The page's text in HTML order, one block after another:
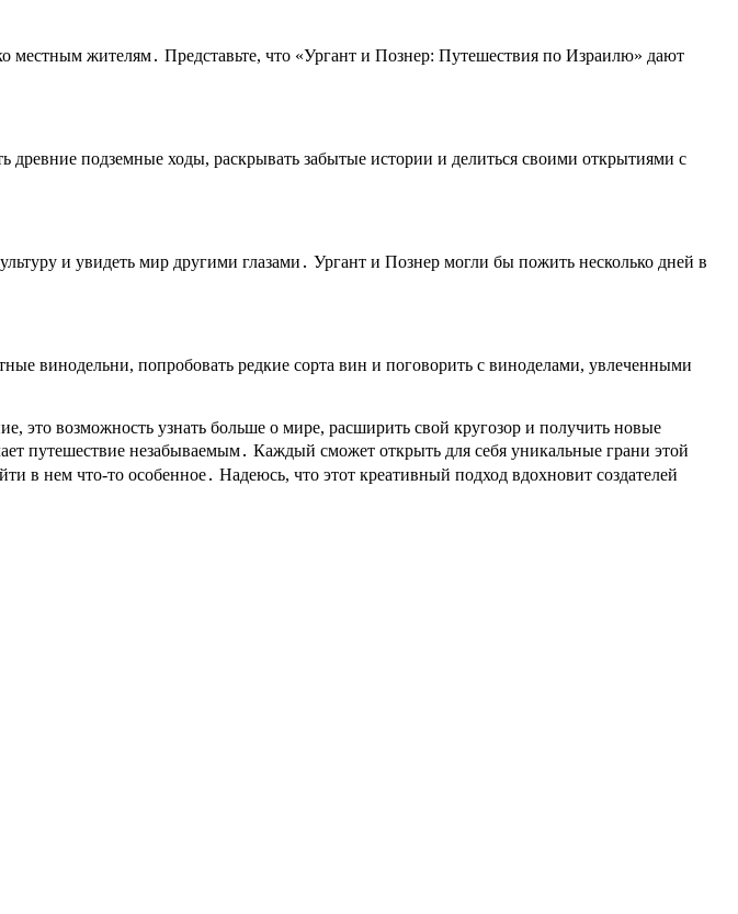
местным жителям․ Представьте, что «Ургант и Познер: Путешествия по Израилю» дают
подземные ходы, раскрывать забытые истории и делиться своими открытиями с
и увидеть мир другими глазами․ Ургант и Познер могли бы пожить несколько дней в
винодельни, попробовать редкие сорта вин и поговорить с виноделами, увлеченными
это возможность узнать больше о мире, расширить свой кругозор и получить новые
путешествие незабываемым․ Каждый сможет открыть для себя уникальные грани этой
в нем что-то особенное․ Надеюсь, что этот креативный подход вдохновит создателей